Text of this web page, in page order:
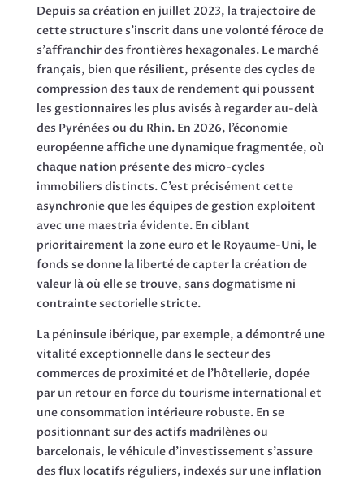
Depuis sa création en juillet 2023, la trajectoire de
cette structure s’inscrit dans une volonté féroce de
s’affranchir des frontières hexagonales. Le marché
français, bien que résilient, présente des cycles de
compression des taux de rendement qui poussent
les gestionnaires les plus avisés à regarder au-delà
des Pyrénées ou du Rhin. En 2026, l’économie
européenne affiche une dynamique fragmentée, où
chaque nation présente des micro-cycles
immobiliers distincts. C’est précisément cette
asynchronie que les équipes de gestion exploitent
avec une maestria évidente. En ciblant
prioritairement la zone euro et le Royaume-Uni, le
fonds se donne la liberté de capter la création de
valeur là où elle se trouve, sans dogmatisme ni
contrainte sectorielle stricte.
La péninsule ibérique, par exemple, a démontré une
vitalité exceptionnelle dans le secteur des
commerces de proximité et de l’hôtellerie, dopée
par un retour en force du tourisme international et
une consommation intérieure robuste. En se
positionnant sur des actifs madrilènes ou
barcelonais, le véhicule d’investissement s’assure
des flux locatifs réguliers, indexés sur une inflation